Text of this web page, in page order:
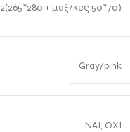
2(265*280 + μαξ/κες 50*70)
Gray/pink
ΝΑΙ, ΟΧΙ